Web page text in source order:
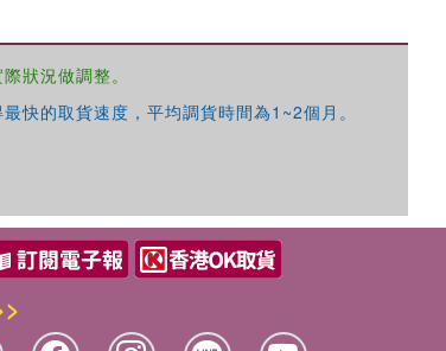
狀況做調整。
快的取貨速度，平均調貨時間為1~2個月。